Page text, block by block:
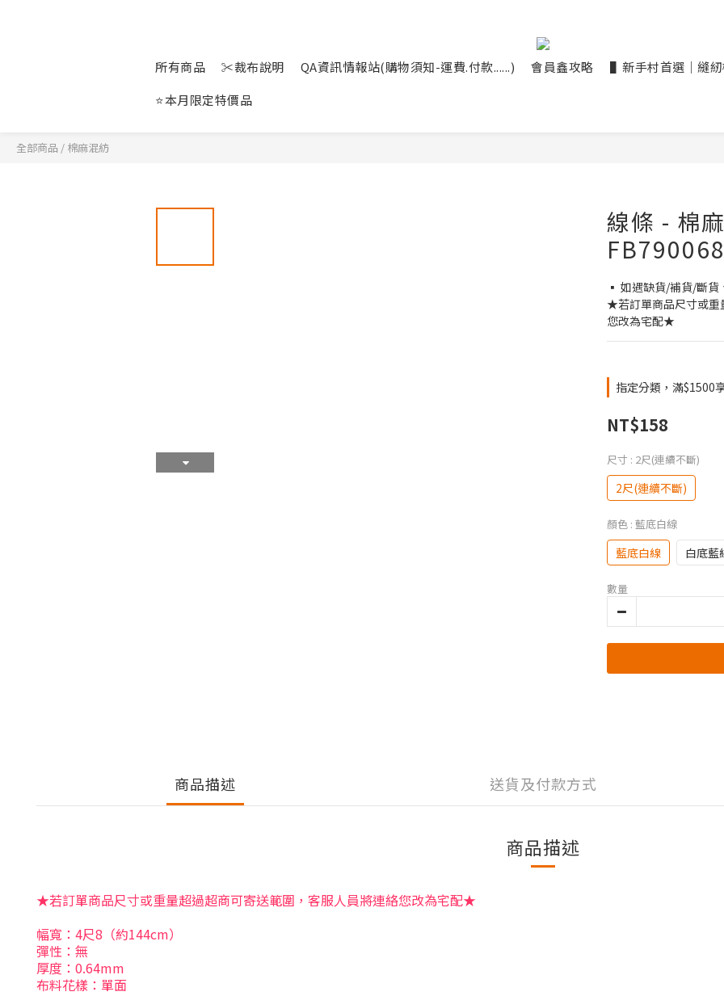
所有商品 ✂裁布說明 QA資訊情報站(購物須知-運費.付款......) 會員鑫攻略
▌新手村首選｜縫
⭐本月限定特價品
全部商品 / 棉麻混紡
線條 - 棉
▪ 如遇缺貨/補貨/斷貨
★若訂單商品尺寸或重
您改為宅配★
指定分類，滿$1500
NT$158
尺寸 : 2尺(連續不斷)
2尺(連續不斷)
顏色 : 藍底白線
藍底白線 白底藍
數量
商品描述 送貨及付款方式
商品描述
★若訂單商品尺寸或重量超過超商可寄送範圍，客服人員將連絡您改為宅配★
幅寬：4尺8（約144cm）
彈性：無
厚度 ：0.64mm
布料花樣：單面